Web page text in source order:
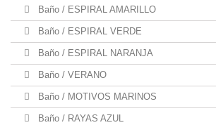
Baño / ESPIRAL AMARILLO
Baño / ESPIRAL VERDE
Baño / ESPIRAL NARANJA
Baño / VERANO
Baño / MOTIVOS MARINOS
Baño / RAYAS AZUL